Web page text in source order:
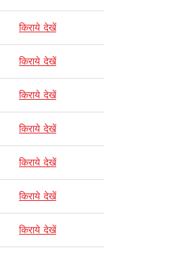
किराये देखें
किराये देखें
किराये देखें
किराये देखें
किराये देखें
किराये देखें
किराये देखें